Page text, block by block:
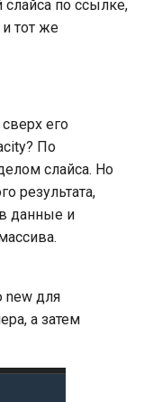
BubbleSort
(быстрая
(быстрая
с BubbleSort
(сортировка
по ссылке,
тот же
его
По
слайса. Но
результата,
данные и
new для
а затем